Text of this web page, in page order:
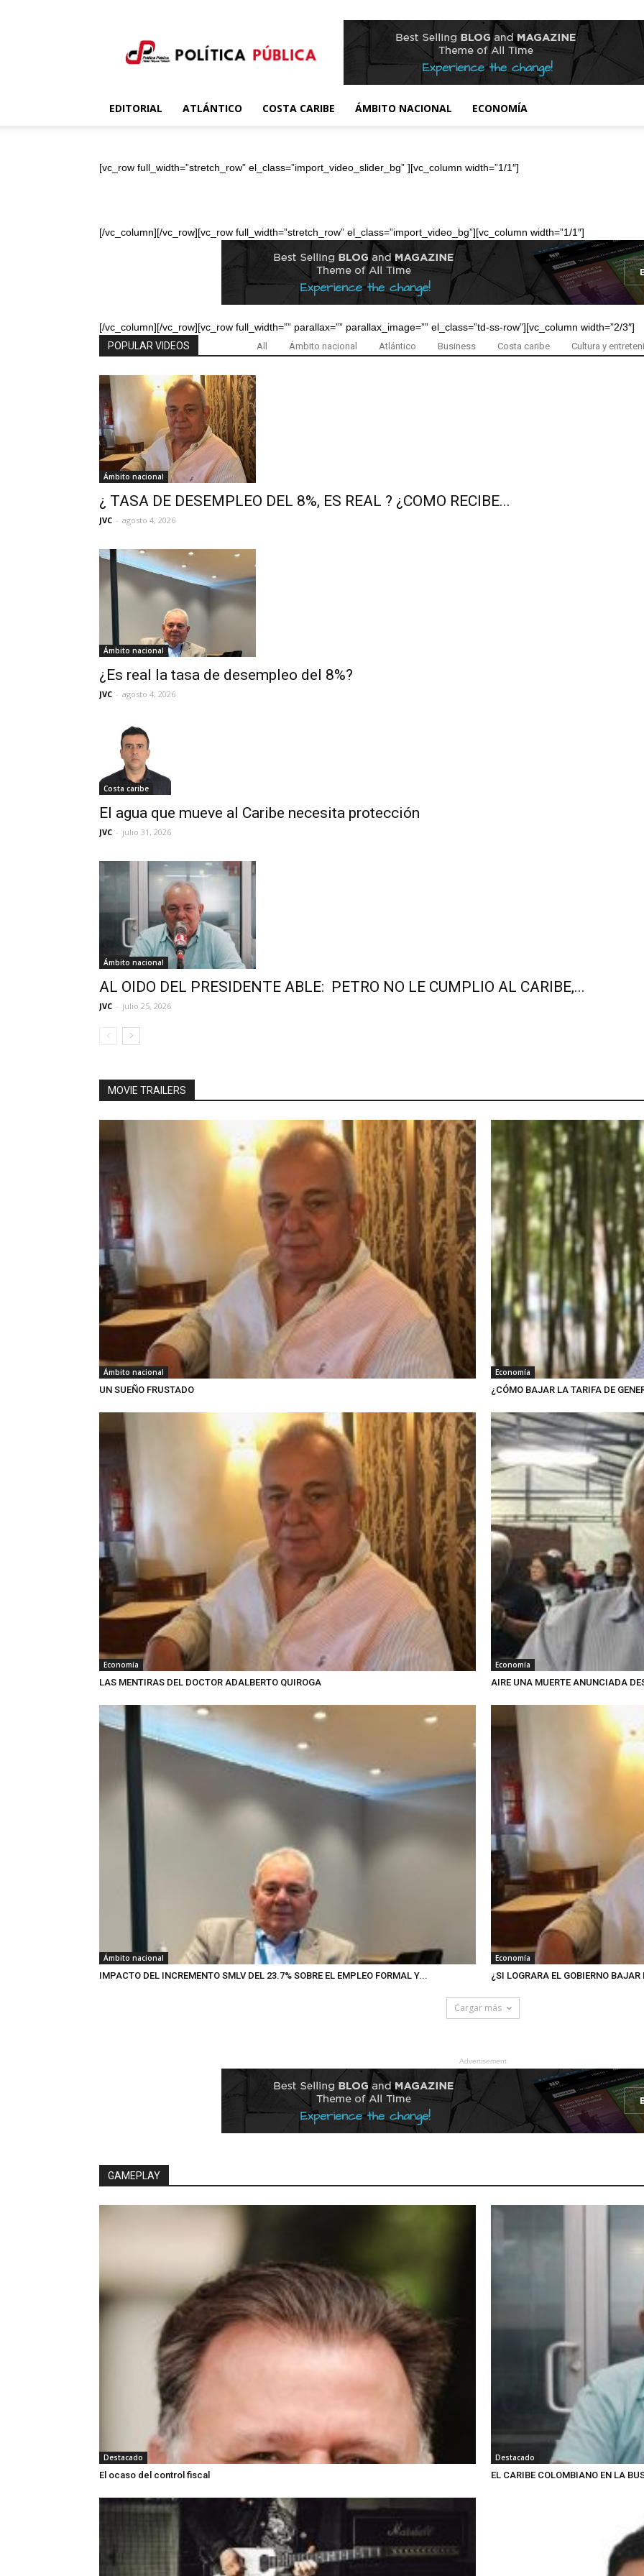
EDITORIAL ATLÁNTICO COSTA CARIBE ÁMBITO NACIONAL ECONOMÍA
[vc_row full_width=”stretch_row” el_class=”import_video_slider_bg” ][vc_column width=”1/1″]
[/vc_column][/vc_row][vc_row full_width=”stretch_row” el_class=”import_video_bg”][vc_column width=”1/1″]
[/vc_column][/vc_row][vc_row full_width=”” parallax=”” parallax_image=”” el_class=”td-ss-row”][vc_column width=”2/3″]
POPULAR VIDEOS
All Ámbito nacional Atlántico Business Costa caribe Cultura y
Ámbito nacional
¿ TASA DE DESEMPLEO DEL 8%, ES REAL ? ¿COMO RECIBE...
JVC - agosto 4, 2026
Ámbito nacional
¿Es real la tasa de desempleo del 8%?
JVC - agosto 4, 2026
Costa caribe
El agua que mueve al Caribe necesita protección
JVC - julio 31, 2026
Ámbito nacional
AL OIDO DEL PRESIDENTE ABLE: PETRO NO LE CUMPLIO AL CARIBE,...
JVC - julio 25, 2026
MOVIE TRAILERS
Ámbito nacional
UN SUEÑO FRUSTADO
Economía
¿CÓMO BAJAR LA TARIFA DE
Economía
LAS MENTIRAS DEL DOCTOR ADALBERTO QUIROGA
Economía
AIRE UNA MUERTE ANUNCIADA
Ámbito nacional
IMPACTO DEL INCREMENTO SMLV DEL 23.7% SOBRE EL EMPLEO FORMAL Y...
Economía
¿SI LOGRARA EL GOBIERNO
Cargar más
Advertisement
GAMEPLAY
Destacado
El ocaso del control fiscal
Destacado
EL CARIBE COLOMBIANO EN LA